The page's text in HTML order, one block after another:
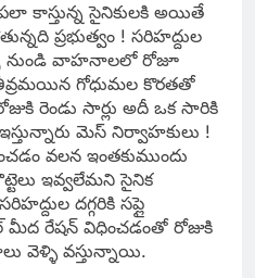
కాస్తున్న సైనికులకి అయితే
ప్రభుత్వం ! సరిహద్దుల
నుండి వాహనాలలో రోజూ
గోధుమల కొరతతో
రెండు సార్లు అదీ ఒక సారికి
మెస్ నిర్వాహకులు !
వలన ఇంతకుముందు
ఇవ్వలేమని సైనిక
దగ్గరికి సప్లై
రేషన్ విధించడంతో రోజుకి
వెళ్ళి వస్తున్నాయి.